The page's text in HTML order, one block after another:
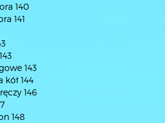
140
141
143
144
146
148